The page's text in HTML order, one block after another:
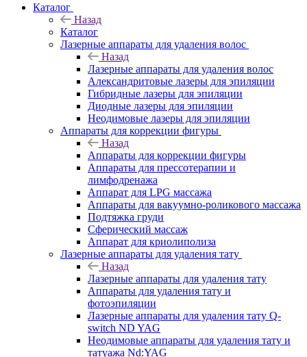
Каталог
Назад
Каталог
Лазерные аппараты для удаления волос
Назад
Лазерные аппараты для удаления волос
Александритовые лазеры для эпиляции
Гибридные лазеры для эпиляции
Диодные лазеры для эпиляции
Неодимовые лазеры для эпиляции
Аппараты для коррекции фигуры
Назад
Аппараты для коррекции фигуры
Аппараты для прессотерапии и
лимфодренажа
Аппарат для LPG массажа
Аппараты для вакуумно-роликового массажа
Подтяжка груди
Сферический массаж
Аппарат для криолиполиза
Лазерные аппараты для удаления тату
Назад
Лазерные аппараты для удаления тату
Аппараты для удаления тату и
фотоэпиляции
Лазерные аппараты для удаления тату Q-
switch ND YAG
Неодимовые аппараты для удаления тату и
татуажа Nd:YAG